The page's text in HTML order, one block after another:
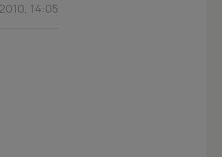
14:05